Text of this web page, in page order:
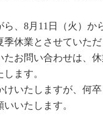
、8月11日（火）か
季休業とさせていただ
たお問い合わせは、休
ます。
けいたしますが、何
いたします。